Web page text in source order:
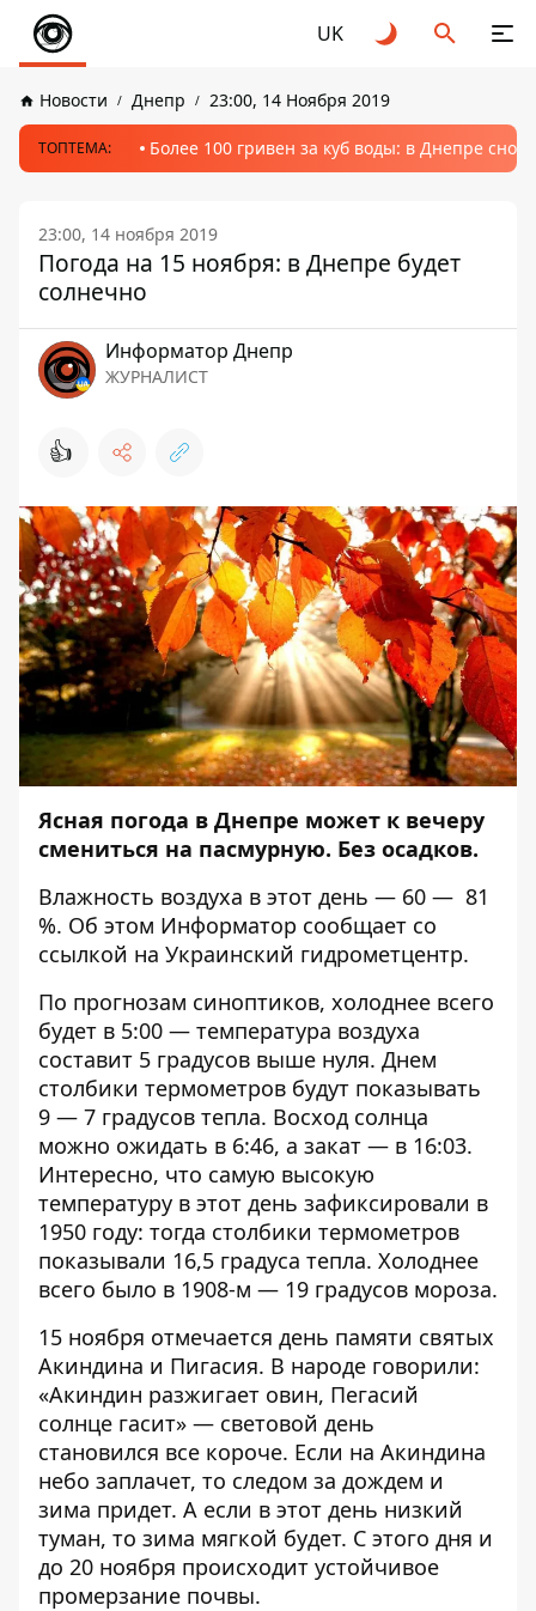
UK
Новости Днепр 23:00, 14 Ноября 2019
ТОПТЕМА: Более 100 гривен за куб воды: в Днепре
23:00, 14 ноября 2019
Погода на 15 ноября: в Днепре будет
солнечно
Информатор Днепр
ЖУРНАЛИСТ
👍
Ясная погода в Днепре может к вечеру
смениться на пасмурную. Без осадков.
Влажность воздуха в этот день — 60 — 81
%. Об этом Информатор сообщает со
ссылкой на Украинский гидрометцентр.
По прогнозам синоптиков, холоднее всего
будет в 5:00 — температура воздуха
составит 5 градусов выше нуля. Днем
столбики термометров будут показывать
9 — 7 градусов тепла. Восход солнца
можно ожидать в 6:46, а закат — в 16:03.
Интересно, что самую высокую
температуру в этот день зафиксировали в
1950 году: тогда столбики термометров
показывали 16,5 градуса тепла. Холоднее
всего было в 1908-м — 19 градусов мороза.
15 ноября отмечается день памяти святых
Акиндина и Пигасия. В народе говорили:
«Акиндин разжигает овин, Пегасий
солнце гасит» — световой день
становился все короче. Если на Акиндина
небо заплачет, то следом за дождем и
зима придет. А если в этот день низкий
туман, то зима мягкой будет. С этого дня и
до 20 ноября происходит устойчивое
промерзание почвы.